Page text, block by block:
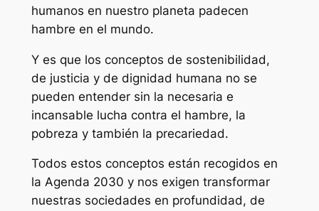
humanos en nuestro planeta padecen
hambre en el mundo.
Y es que los conceptos de sostenibilidad,
de justicia y de dignidad humana no se
pueden entender sin la necesaria e
incansable lucha contra el hambre, la
pobreza y también la precariedad.
Todos estos conceptos están recogidos en
la Agenda 2030 y nos exigen transformar
nuestras sociedades en profundidad, de